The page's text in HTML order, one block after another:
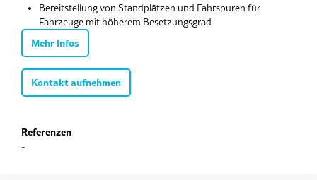
Bereitstellung von Standplätzen und Fahrspuren für
Fahrzeuge mit höherem Besetzungsgrad
Mehr Infos
Kontakt aufnehmen
Referenzen
-